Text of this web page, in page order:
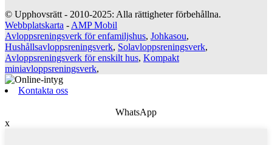
© Upphovsrätt - 2010-2025: Alla rättigheter förbehållna.
Webbplatskarta - AMP Mobil
Avloppsreningsverk för enfamiljshus, Johkasou,
Hushållsavloppsreningsverk, Solavloppsreningsverk,
Avloppsreningsverk för enskilt hus, Kompakt
miniavloppsreningsverk,
Kontakta oss
WhatsApp
x